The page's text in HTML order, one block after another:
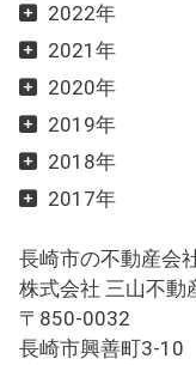
2022年
2021年
2020年
2019年
2018年
2017年
長崎市の不動産会
株式会社 三山不動
〒850-0032
長崎市興善町3-10